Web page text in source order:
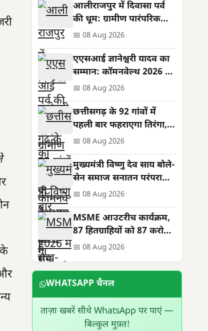
आलीराजपुर में दिवासा पर्व
की धूम: ग्रामीण पारंपरिक
वेशभूषा में झूमे, सुख-समृद्धि
की कामना
📅 08 Aug 2026
एएसआई ज्ञानेश्वरी यादव का
सम्मान: कॉमनवेल्थ 2026 में
रजत पदक जीता
📅 08 Aug 2026
छत्तीसगढ़ के 92 गांवों में
पहली बार फहराएगा तिरंगा,
शहीदों को सम्मान
📅 08 Aug 2026
मुख्यमंत्री विष्णु देव साय बोले-
सेन समाज सनातन परंपराओं
और सामाजिक समरसता का
मजबूत आधार
📅 08 Aug 2026
MSME आउटरीच कार्यक्रम,
87 हितग्राहियों को 87 करोड़
के ऋण स्वीकृत; तरणजीत
📅 08 Aug 2026
WHATSAPP चैनल
ताज़ा खबरें सीधे WhatsApp पर पाएं —
बिल्कुल मुफ़्त!